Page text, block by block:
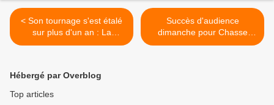
< Son tournage s'est étalé
sur plus d'un an : La
fresque Il était une fois en
Succès d'audience
dimanche pour Chasse
gardée sur TF1. >
Hébergé par Overblog
Top articles